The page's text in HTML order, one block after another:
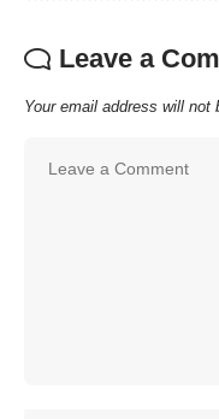
Leave a
Your email address will not